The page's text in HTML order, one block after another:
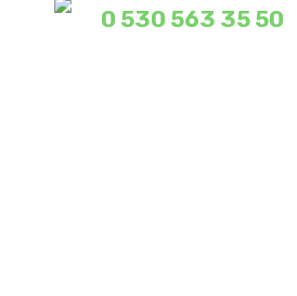
0 530 563 35 50